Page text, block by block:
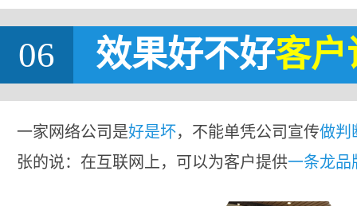
06 效果好不好客户
一家网络公司是好是坏，不能单凭公司宣传做判
张的说：在互联网上，可以为客户提供一条龙品